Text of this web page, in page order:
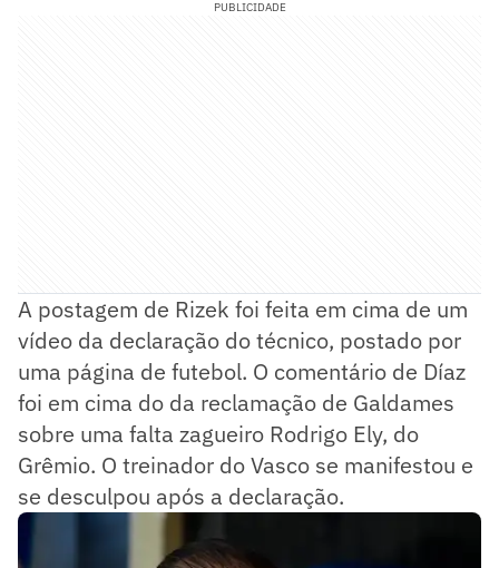
PUBLICIDADE
A postagem de Rizek foi feita em cima de um
vídeo da declaração do técnico, postado por
uma página de futebol. O comentário de Díaz
foi em cima do da reclamação de Galdames
sobre uma falta zagueiro Rodrigo Ely, do
Grêmio. O treinador do Vasco se manifestou e
se desculpou após a declaração.